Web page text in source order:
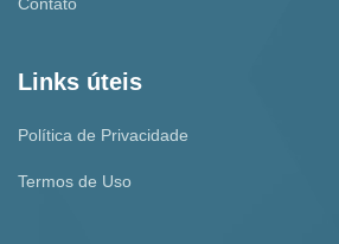
Links úteis
Política de Privacidade
Termos de Uso